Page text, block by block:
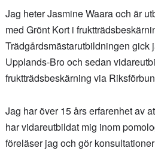
Jag heter Jasmine Waara och är
med Grönt Kort i
Trädgårdsmästarutbildningen gick
Upplands-Bro och sedan
fruktträdsbeskärning via
Jag har över 15 års erfarenhet av
har vidareutbildat mig inom
föreläser jag och gör